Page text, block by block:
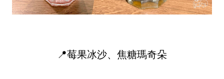
📍莓果冰沙、焦糖瑪奇朵